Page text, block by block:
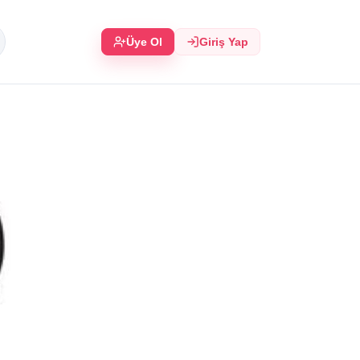
Üye Ol Giriş Yap